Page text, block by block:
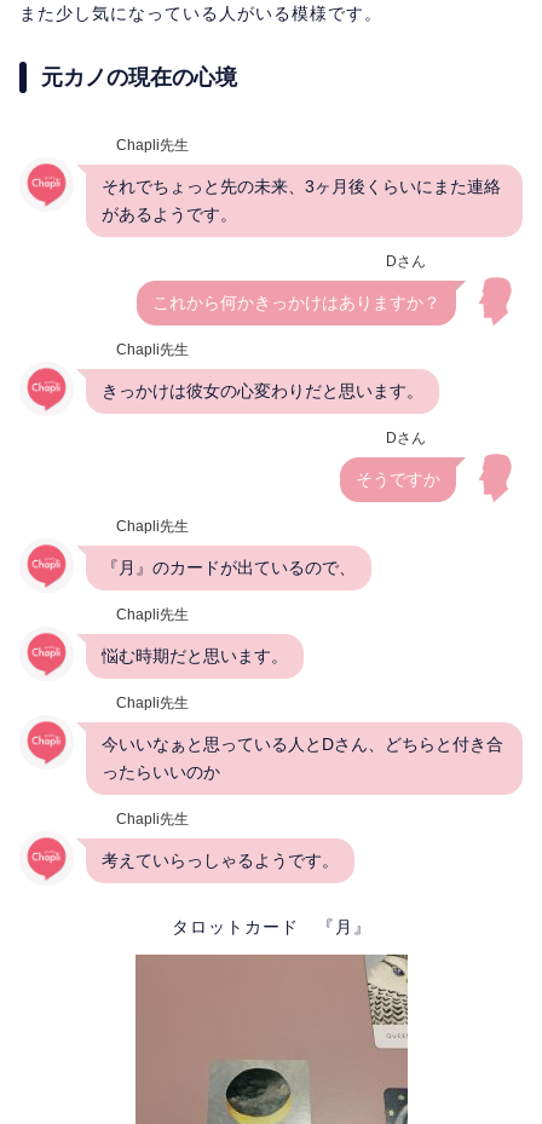
また少し気になっている人がいる模様です。
元カノの現在の心境
Chapli先生
それでちょっと先の未来、3ヶ月後くらいにまた連絡
があるようです。
Dさん
これから何かきっかけはありますか？
Chapli先生
きっかけは彼女の心変わりだと思います。
Dさん
そうですか
Chapli先生
『月』のカードが出ているので、
Chapli先生
悩む時期だと思います。
Chapli先生
今いいなぁと思っている人とDさん、どちらと付き合
ったらいいのか
Chapli先生
考えていらっしゃるようです。
タロットカード 『月』